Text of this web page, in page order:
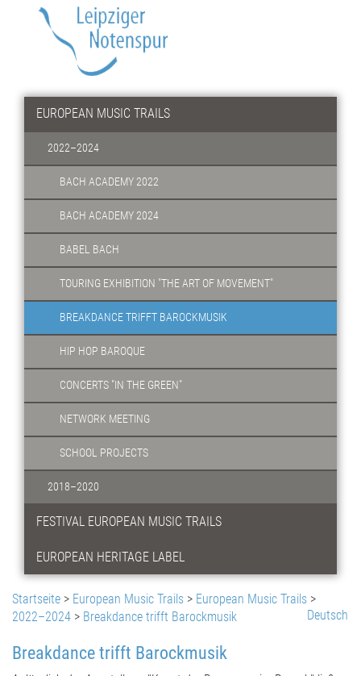
EUROPEAN MUSIC TRAILS
2022–2024
BACH ACADEMY 2022
BACH ACADEMY 2024
BABEL BACH
TOURING EXHIBITION "THE ART OF MOVEMENT"
BREAKDANCE TRIFFT BAROCKMUSIK
HIP HOP BAROQUE
CONCERTS "IN THE GREEN"
NETWORK MEETING
SCHOOL PROJECTS
2018–2020
FESTIVAL EUROPEAN MUSIC TRAILS
EUROPEAN HERITAGE LABEL
Startseite > European Music Trails > European Music Trails >
2022–2024 > Breakdance trifft Barockmusik Deutsch
Breakdance trifft Barockmusik